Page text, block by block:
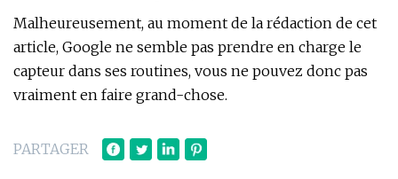
Malheureusement, au moment de la rédaction de cet
article, Google ne semble pas prendre en charge le
capteur dans ses routines, vous ne pouvez donc pas
vraiment en faire grand-chose.
PARTAGER